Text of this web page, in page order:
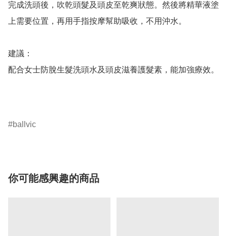
完成洗頭後，吹乾頭髮及頭皮至乾爽狀態。然後將精華液塗
上需要位置，再用手指按摩幫助吸收，不用沖水。
建議：
配合女士防脫生髮洗頭水及頭皮滋養護髮素，能加強療效。
ballvic
你可能感興趣的商品